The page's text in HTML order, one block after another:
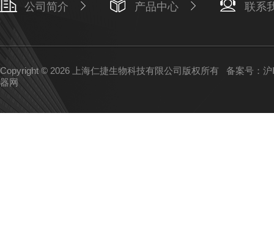
公司简介 产品中心 联系
Copyright © 2026 上海仁捷生物科技有限公司版权所有 备案号：
器网